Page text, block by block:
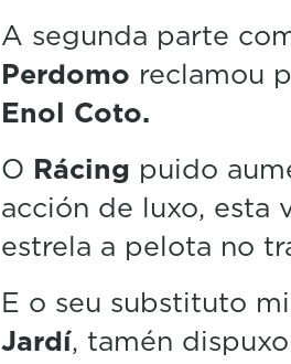
A segunda parte
Perdomo reclamou
Enol Coto.
O Rácing puido
acción de luxo, esta
estrela a pelota no
E o seu substituto
Jardí, tamén